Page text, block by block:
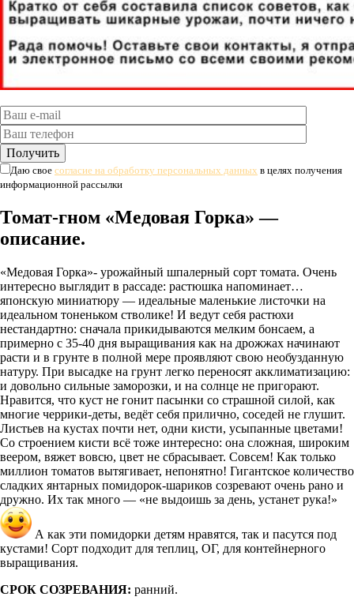
Даю свое согласие на обработку персональных данных в целях получения
информационной рассылки
Томат-гном «Медовая Горка» —
описание.
«Медовая Горка»- урожайный шпалерный сорт томата. Очень
интересно выглядит в рассаде: растюшка напоминает…
японскую миниатюру — идеальные маленькие листочки на
идеальном тоненьком стволике! И ведут себя растюхи
нестандартно: сначала прикидываются мелким бонсаем, а
примерно с 35-40 дня выращивания как на дрожжах начинают
расти и в грунте в полной мере проявляют свою необузданную
натуру. При высадке на грунт легко переносят акклиматизацию:
и довольно сильные заморозки, и на солнце не пригорают.
Нравится, что куст не гонит пасынки со страшной силой, как
многие черрики-деты, ведёт себя прилично, соседей не глушит.
Листьев на кустах почти нет, одни кисти, усыпанные цветами!
Со строением кисти всё тоже интересно: она сложная, широким
веером, вяжет вовсю, цвет не сбрасывает. Совсем! Как только
миллион томатов вытягивает, непонятно! Гигантское количество
сладких янтарных помидорок-шариков созревают очень рано и
дружно. Их так много — «не выдоишь за день, устанет рука!»
А как эти помидорки детям нравятся, так и пасутся под
кустами! Сорт подходит для теплиц, ОГ, для контейнерного
выращивания.
СРОК СОЗРЕВАНИЯ: ранний.